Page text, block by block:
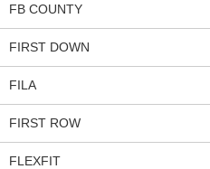
FB COUNTY
FIRST DOWN
FILA
FIRST ROW
FLEXFIT